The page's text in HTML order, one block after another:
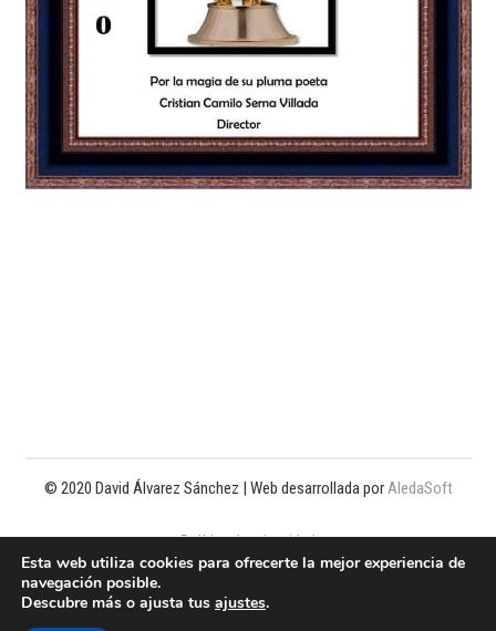
© 2020 David Álvarez Sánchez | Web desarrollada porAledaSoft
Política de privacidad
Esta web utiliza cookies para ofrecerte la mejor experiencia de
navegación posible.
Descubre más o ajusta tus ajustes.